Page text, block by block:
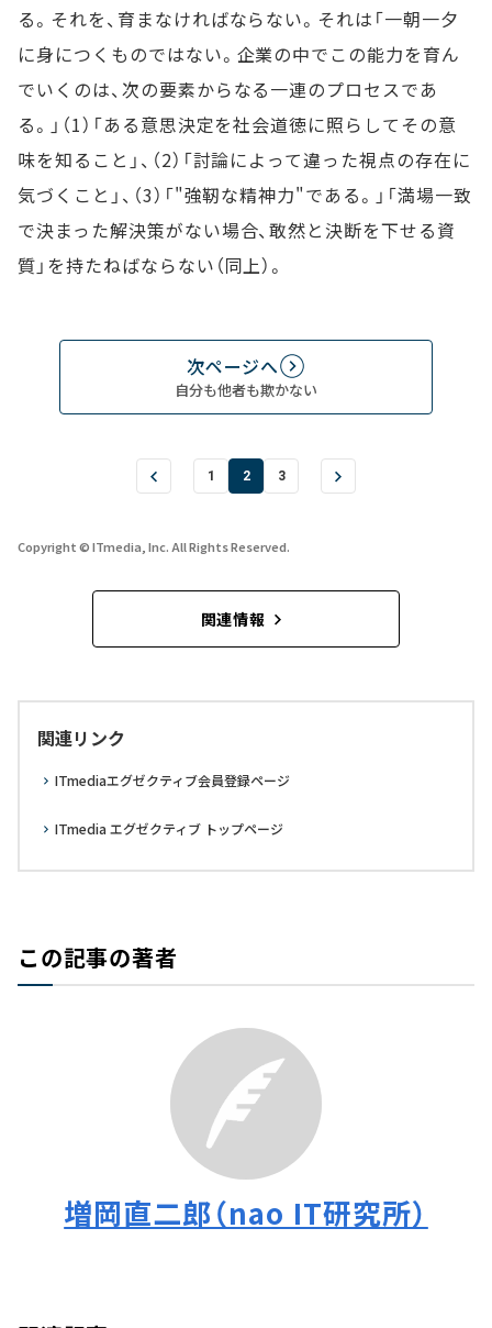
る。それを、育まなければならない。それは「一朝一夕
に身につくものではない。企業の中でこの能力を育ん
でいくのは、次の要素からなる一連のプロセスであ
る。」（1）「ある意思決定を社会道徳に照らしてその意
味を知ること」、（2）「討論によって違った視点の存在に
気づくこと」、（3）「"強靭な精神力"である。」「満場一致
で決まった解決策がない場合、敢然と決断を下せる資
質」を持たねばならない（同上）。
次ページへ
自分も他者も欺かない
1 2 3
Copyright © ITmedia, Inc. All Rights Reserved.
関連情報
関連リンク
ITmediaエグゼクティブ会員登録ページ
ITmedia エグゼクティブ トップページ
この記事の著者
増岡直二郎（nao IT研究所）